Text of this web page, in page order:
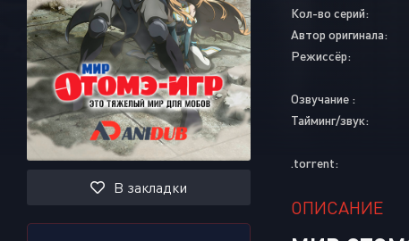
В закладки
Кол-во серий:
Автор оригинала:
Режиссёр:
Озвучание :
Тайминг/звук:
.torrent:
ОПИСАНИЕ